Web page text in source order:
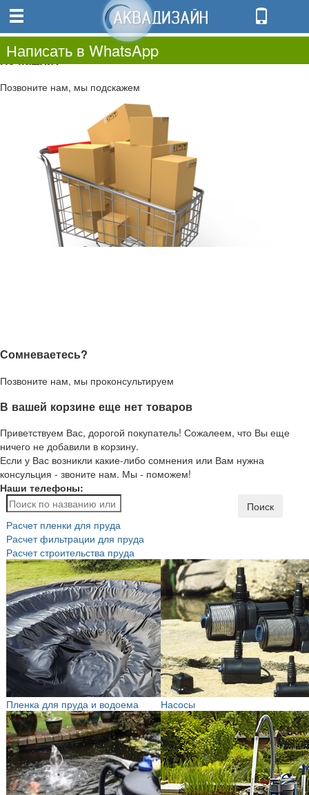
0.00
0
Не нашли?
Позвоните нам, мы подскажем
Сомневаетесь?
Позвоните нам, мы проконсультируем
В вашей корзине еще нет товаров
Приветствуем Вас, дорогой покупатель! Сожалеем, что Вы еще
ничего не добавили в корзину.
Если у Вас возникли какие-либо сомнения или Вам нужна
консульция - звоните нам. Мы - поможем!
Наши телефоны:
Написать в WhatsApp
Поиск
Расчет пленки для пруда
Расчет фильтрации для пруда
Расчет строительства пруда
Пленка для пруда и водоема Насосы